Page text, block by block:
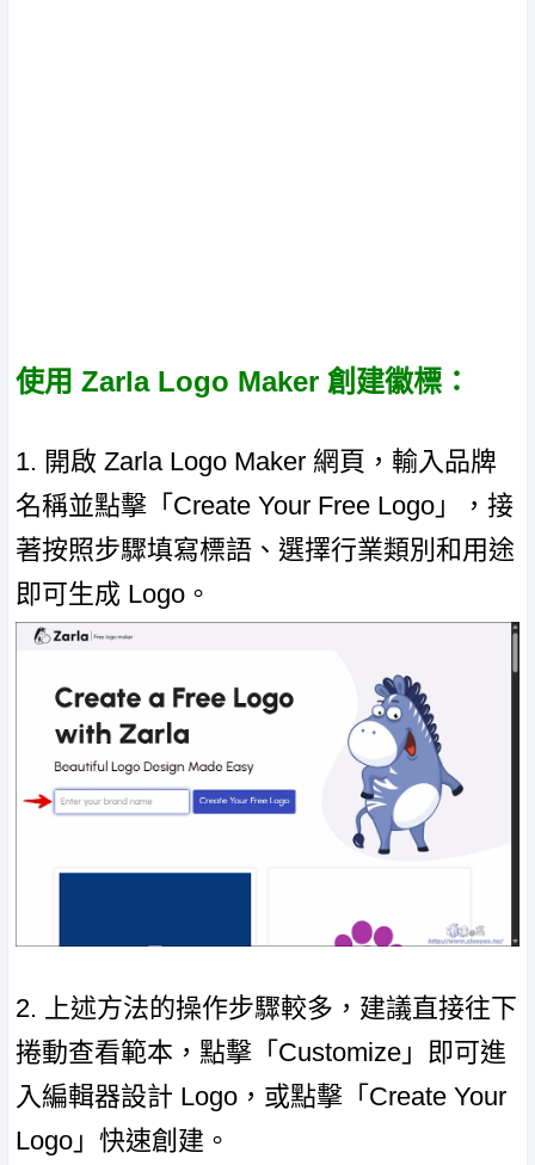
使用 Zarla Logo Maker 創建徽標：
1. 開啟 Zarla Logo Maker 網頁，輸入品牌
名稱並點擊「Create Your Free Logo」，接
著按照步驟填寫標語、選擇行業類別和用途
即可生成 Logo。
2. 上述方法的操作步驟較多，建議直接往下
捲動查看範本，點擊「Customize」即可進
入編輯器設計 Logo，或點擊「Create Your
Logo」快速創建。